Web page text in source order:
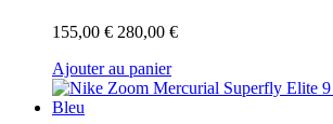
155,00 € 280,00 €
Ajouter au panier